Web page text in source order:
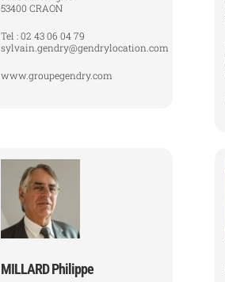
53400 CRAON
Tel : 02 43 06 04 79
sylvain.gendry@gendrylocation.com
www.groupegendry.com
MILLARD Philippe